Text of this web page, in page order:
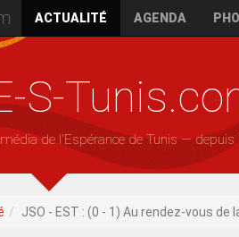
ACTUALITÉ AGENDA
S-
de l'Espérance de Tunis — depuis
JSO - EST : (0 - 1) Au rendez-vous de